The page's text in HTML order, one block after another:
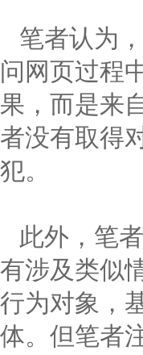
笔者认为
问网页过程
果，而是来
者没有取得
犯。
此外，笔
有涉及类似
行为对象，
体。但笔者